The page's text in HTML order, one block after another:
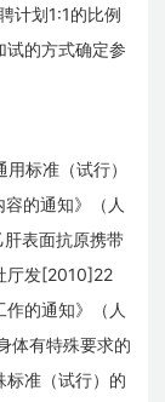
计划 1:1 的比例
试的方式确定参
标准（试行）
容的通知》（人
表面抗原携带
厅发[2010]22
的通知》（人
体有特殊要求的
标准（试行）的